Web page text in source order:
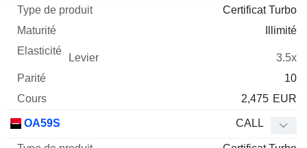
Certificat Turbo
Illimité
3.5x
10
2,475 EUR
OA59S CALL